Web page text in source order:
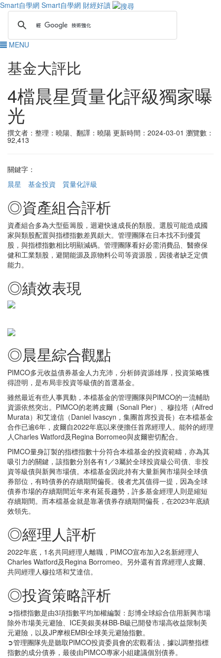
Smart自學網 Smart自學網 財經好讀
MENU
基金大評比
4檔晨星質量化評級獨家曝
光
撰文者：整理：曉陽、翻譯：曉陽 更新時間：2024-03-01 瀏覽數：
92,413
關鍵字：
晨星
基金投資 質量化評級
◎資產組合評析
資產組合多為大型藍籌股，迴避快速成長的類股。選股可能造成國
家與類股配置與指標指數差異頗大。管理團隊在日本找不到優質
股，與指標指數相比明顯減碼。管理團隊看好必需消費品、醫療保
健和工業類股，避開能源及原物料公司等資源股，因後者缺乏定價
能力。
◎績效表現
◎晨星綜合觀點
PIMCO多元收益債券基金人力充沛，分析師資源雄厚，投資策略獲
得證明，是布局非投資等級債的首選基金。
雖然最近有些人事異動，本檔基金的管理團隊與PIMCO的一流輔助
資源依然突出。PIMCO的老將皮爾（Sonali Pier）、穆拉塔（Alfred
Murata）和艾達信（Daniel Ivascyn，集團首席投資長）在本檔基金
合作已逾6年，皮爾自2022年底以來便擔任首席經理人。能幹的經理
人Charles Watford及Regina Borromeo與皮爾密切配合。
PIMCO量身訂製的指標指數十分符合本檔基金的投資範疇，亦為其
吸引力的關鍵，該指數分別各有1／3屬於全球投資級公司債、非投
資等級債與新興市場債。本檔基金因此持有大量新興市場與全球債
券部位，有時債券的存續期間偏長。後者尤其值得一提，因為全球
債券市場的存續期間近年來有延長趨勢，許多基金經理人則是縮短
存續期間。而本檔基金就是靠著債券存續期間偏長，在2023年底績
效領先。
◎經理人評析
2022年底，1名共同經理人離職，PIMCO宣布加入2名新經理人
Charles Watford及Regina Borromeo。另外還有首席經理人皮爾、
共同經理人穆拉塔和艾達信。
◎投資策略評析
➲指標指數是由3項指數平均加權編製：彭博全球綜合信用新興市場
除外市場美元避險、ICE美銀美林BB-B級已開發市場高收益限制美
元避險，以及JP摩根EMBI全球美元避險指數。
➲管理團隊先是聽取PIMCO投資委員會的宏觀看法，據以調整指標
指數的成分債券，最後由PIMCO專家小組建議個別債券。